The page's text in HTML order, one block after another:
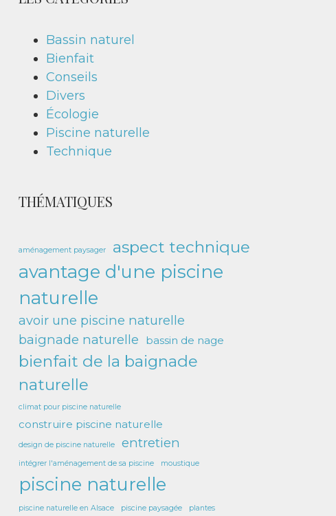
Bassin naturel
Bienfait
Conseils
Divers
Écologie
Piscine naturelle
Technique
THÉMATIQUES
aménagement paysager aspect technique
avantage d'une piscine
naturelle
avoir une piscine naturelle
baignade naturelle
bassin de nage
bienfait de la baignade
naturelle
climat pour piscine naturelle
construire piscine naturelle
design de piscine naturelle entretien
intégrer l'aménagement de sa piscine moustique
piscine naturelle
piscine naturelle en Alsace piscine paysagée plantes